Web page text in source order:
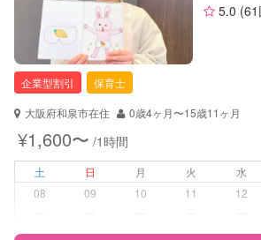
5.0
企業型割引
保育士
大阪府和泉市在住
0歳4ヶ月〜15歳11ヶ月
¥1,600〜 /1時間
土 日 月 火 水
08
09 10 11 12